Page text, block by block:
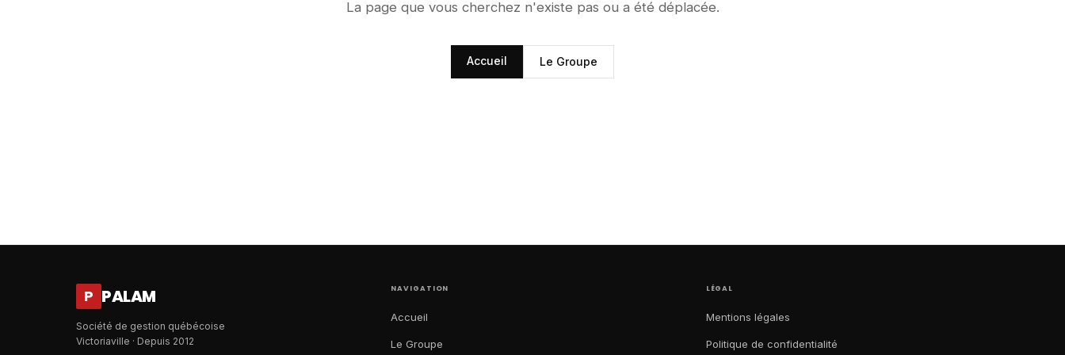
La page que vous cherchez n'existe pas ou a été déplacée.
Accueil Le Groupe
P PALAM
Société de gestion québécoise
Victoriaville · Depuis 2012
NAVIGATION
Accueil
Le Groupe
LÉGAL
Mentions légales
Politique de confidentialité